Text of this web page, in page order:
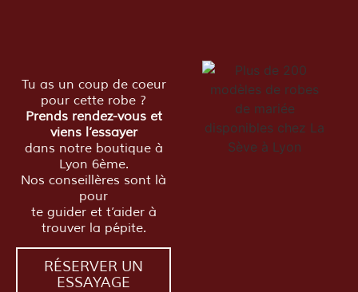
Tu as un coup de coeur
pour cette robe ?
Prends rendez-vous et
viens l’essayer
dans notre boutique à
Lyon 6ème.
Nos conseillères sont là
pour
te guider et t’aider à
trouver la pépite.
RÉSERVER UN
ESSAYAGE